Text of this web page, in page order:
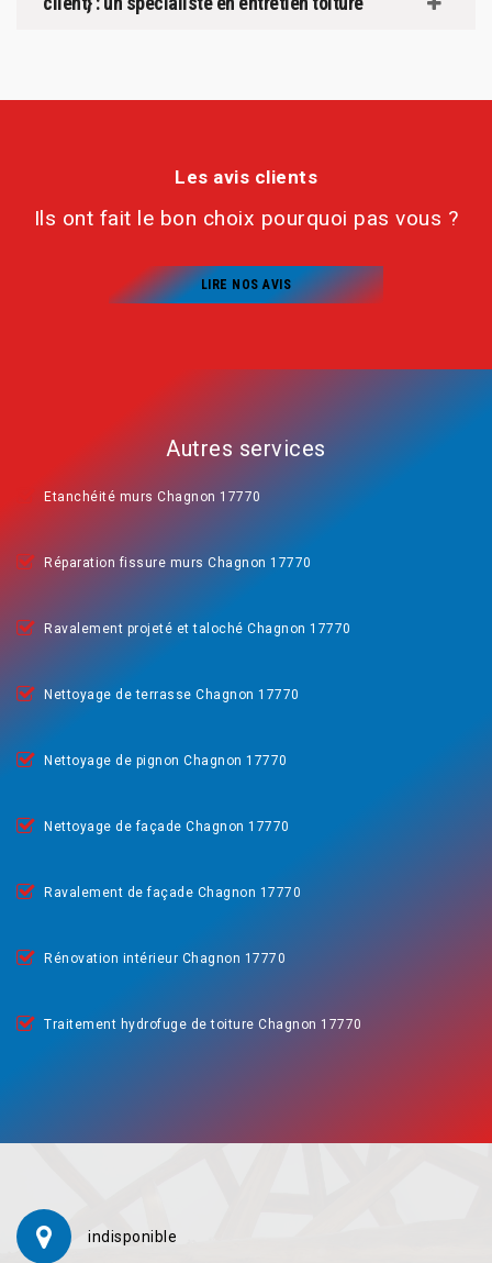
Les avis clients
Ils ont fait le bon choix pourquoi pas vous ?
LIRE NOS AVIS
Autres services
Etanchéité murs Chagnon 17770
Réparation fissure murs Chagnon 17770
Ravalement projeté et taloché Chagnon 17770
Nettoyage de terrasse Chagnon 17770
Nettoyage de pignon Chagnon 17770
Nettoyage de façade Chagnon 17770
Ravalement de façade Chagnon 17770
Rénovation intérieur Chagnon 17770
Traitement hydrofuge de toiture Chagnon 17770
indisponible